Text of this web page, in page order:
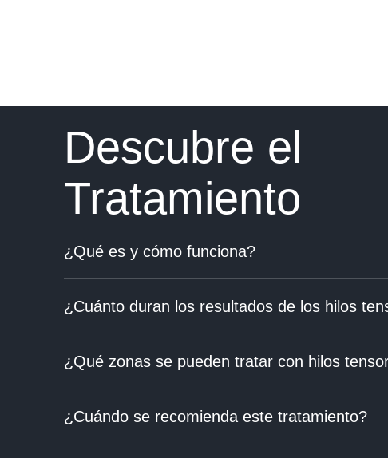
Descubre el
Tratamiento
¿Qué es y cómo funciona?
¿Cuánto duran los resultados de los hilos
¿Qué zonas se pueden tratar con hilos
¿Cuándo se recomienda este tratamiento?